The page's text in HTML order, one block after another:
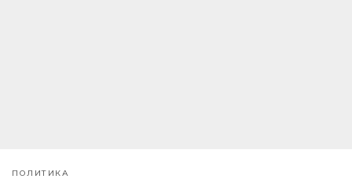
ПОЛИТИКА